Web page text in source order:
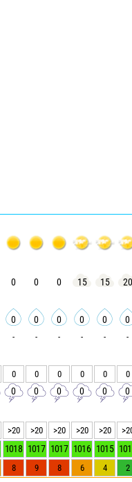
0 0 0 15 15 20
0 0 0 0 0 0
- - - - - -
0 0 0 0 0 0
0 0 0 0 0 0
>20 >20 >20 >20 >20
1018 1017 1017 1016 1015
8 9 8 6 4 2